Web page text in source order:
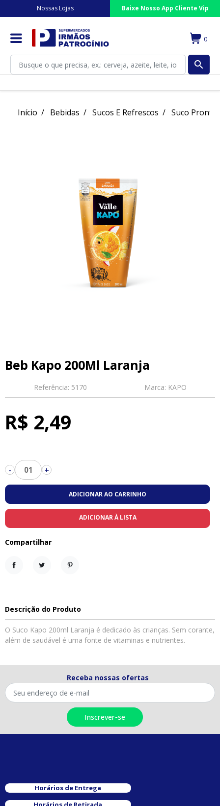
Nossas Lojas Baixe Nosso App Cliente Vip
0
search
Início Bebidas Sucos E Refrescos Suco Pronto
Beb Kapo 200Ml Laranja
Referência: 5170 Marca: KAPO
R$ 2,49
- 01 +
ADICIONAR AO CARRINHO
ADICIONAR À LISTA
Compartilhar
Descrição do Produto
O Suco Kapo 200ml Laranja é dedicado às crianças. Sem corante,
além de saudável é uma fonte de vitaminas e nutrientes.
Receba nossas ofertas
Horários de Entrega